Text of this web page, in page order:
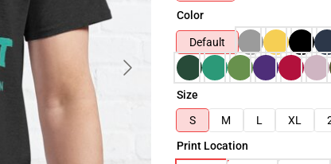
Color
Default
Size
S
M L XL
Print Location